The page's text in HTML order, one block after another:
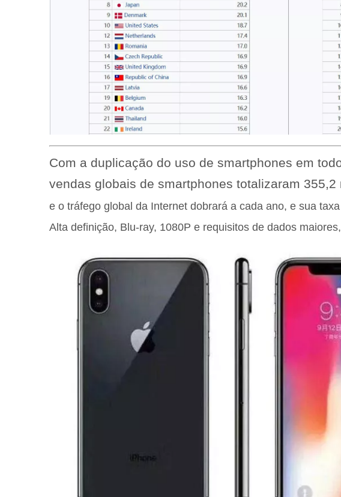
Com a duplicação do uso de smartphones em
vendas globais de smartphones totalizaram 355,2
e o tráfego global da Internet dobrará a cada ano, e sua
Alta definição, Blu-ray, 1080P e requisitos de dados